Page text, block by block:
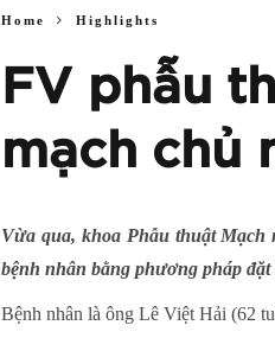
Home Highlights
FV phẫu
mạch chủ
Vừa qua, khoa Phẫu thuật Mạch
bệnh nhân bằng phương pháp
Bệnh nhân là ông Lê Việt Hải (62